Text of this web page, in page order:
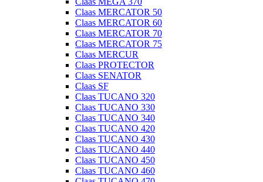
Claas MERCATOR 50
Claas MERCATOR 60
Claas MERCATOR 70
Claas MERCATOR 75
Claas MERCUR
Claas PROTECTOR
Claas SENATOR
Claas SF
Claas TUCANO 320
Claas TUCANO 330
Claas TUCANO 340
Claas TUCANO 420
Claas TUCANO 430
Claas TUCANO 440
Claas TUCANO 450
Claas TUCANO 460